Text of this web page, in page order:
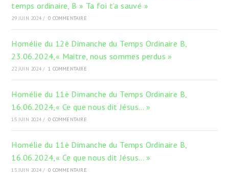
temps ordinaire, B » Ta foi t’a sauvé »
29 JUIN 2024 / 0 COMMENTAIRE
Homélie du 12è Dimanche du Temps Ordinaire B,
23.06.2024,« Maitre, nous sommes perdus »
22 JUIN 2024 / 1 COMMENTAIRE
Homélie du 11è Dimanche du Temps Ordinaire B,
16.06.2024,« Ce que nous dit Jésus… »
15 JUIN 2024 / 0 COMMENTAIRE
Homélie du 11è Dimanche du Temps Ordinaire B,
16.06.2024,« Ce que nous dit Jésus… »
15 JUIN 2024 / 0 COMMENTAIRE